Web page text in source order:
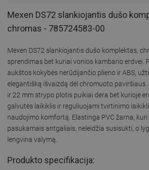
Mexen DS72 slankiojantis dušo
chromas - 785724583-00
Mexen DS72 slankiojantis dušo komplektas,
sprendimas bet kuriai vonios kambario erdvei.
aukštos kokybės nerūdijančio plieno ir ABS,
elegantišką išvaizdą dėl chromuoto
ir 22 mm strypo plotis puikiai dera bet kurioje
galvutės laikiklis ir reguliuojami tvirtinimo
naudojimo komfortą. Elastinga PVC žarna, kuri
pasukamais antgaliais, neleidžia susisukti, o
lengvina valymą.
Produkto specifikacija: